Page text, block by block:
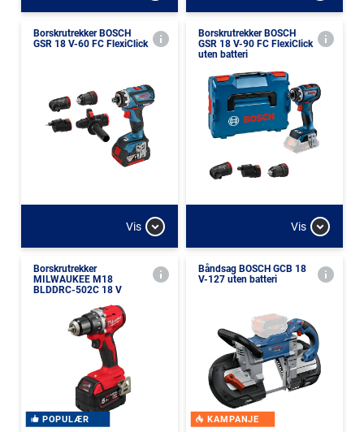
Borskrutrekker BOSCH
GSR 18 V-60 FC FlexiClick
Vis
Borskrutrekker BOSCH
GSR 18 V-90 FC FlexiClick
uten batteri
Vis
Borskrutrekker
MILWAUKEE M18
BLDDRC-502C 18 V
POPULÆR
Båndsag BOSCH GCB 18
V-127 uten batteri
KAMPANJE